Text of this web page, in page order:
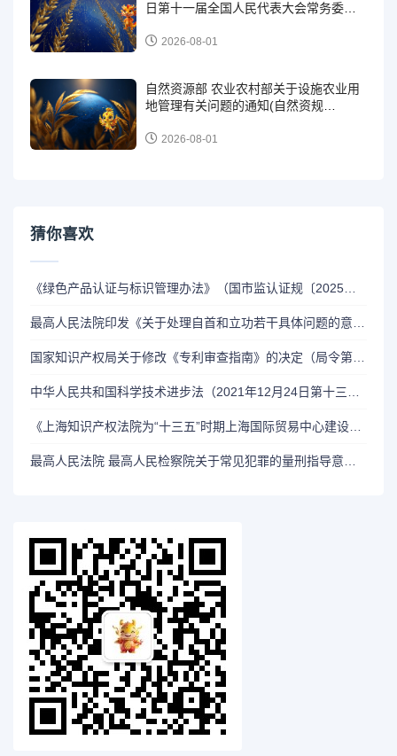
日第十一届全国人民代表大会常务委员
2026-08-01
自然资源部 农业农村部关于设施农业用
地管理有关问题的通知(自然资规
2026-08-01
猜你喜欢
《绿色产品认证与标识管理办法》（国市监认证规〔2025〕5号）
最高人民法院印发《关于处理自首和立功若干具体问题的意见》的通知（法发〔2010〕60号）
国家知识产权局关于修改《专利审查指南》的决定（局令第84号 自2026年1月1日起施行）
中华人民共和国科学技术进步法（2021年12月24日第十三届全国人民代表大会常务委员会第三十二次会议第二次修订））
《上海知识产权法院为“十三五”时期上海国际贸易中心建设提供司法保障的若干意见》（2017年3月21日）
最高人民法院 最高人民检察院关于常见犯罪的量刑指导意见(试行）(法发〔2021〕21号)